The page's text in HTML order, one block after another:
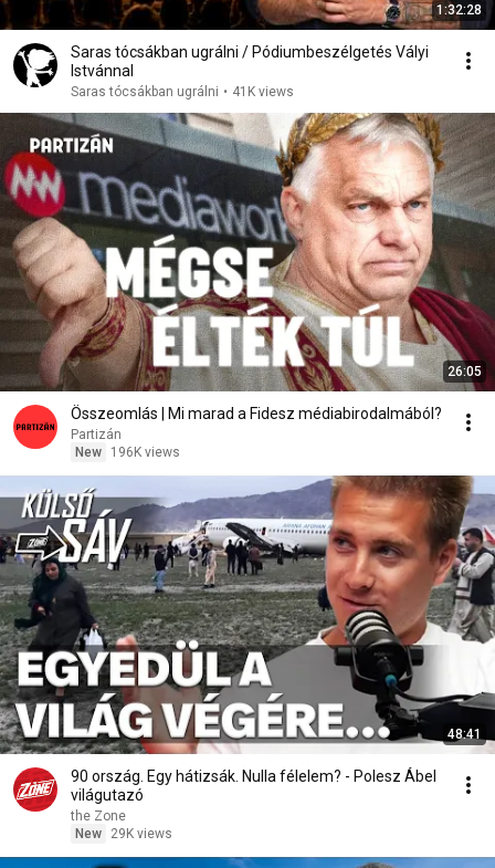
1:32:28
Saras tócsákban ugrálni / Pódiumbeszélgetés Vályi
Istvánnal
Saras tócsákban ugrálni • 41K views
26:05
Összeomlás | Mi marad a Fidesz médiabirodalmából?
Partizán
New
196K views
48:41
90 ország. Egy hátizsák. Nulla félelem? - Polesz Ábel
világutazó
the Zone
New
29K views